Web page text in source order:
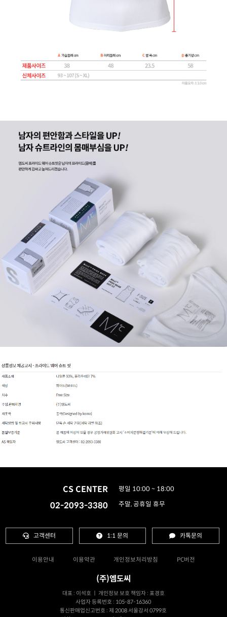
CS CENTER
02-2093-3380
평일 10:00 ~ 18:00
주말, 공휴일 휴무
고객센터 1:1 문의 카톡문의
이용안내 이용약관 개인정보처리방침 PC버전
(주)엠도씨
대표 : 이석호 ㅣ 개인정보 보호 책임자 : 표경호
사업자 등록번호 : 105-87-16360
통신판매업신고번호 : 제 2008 서울강서 0799호